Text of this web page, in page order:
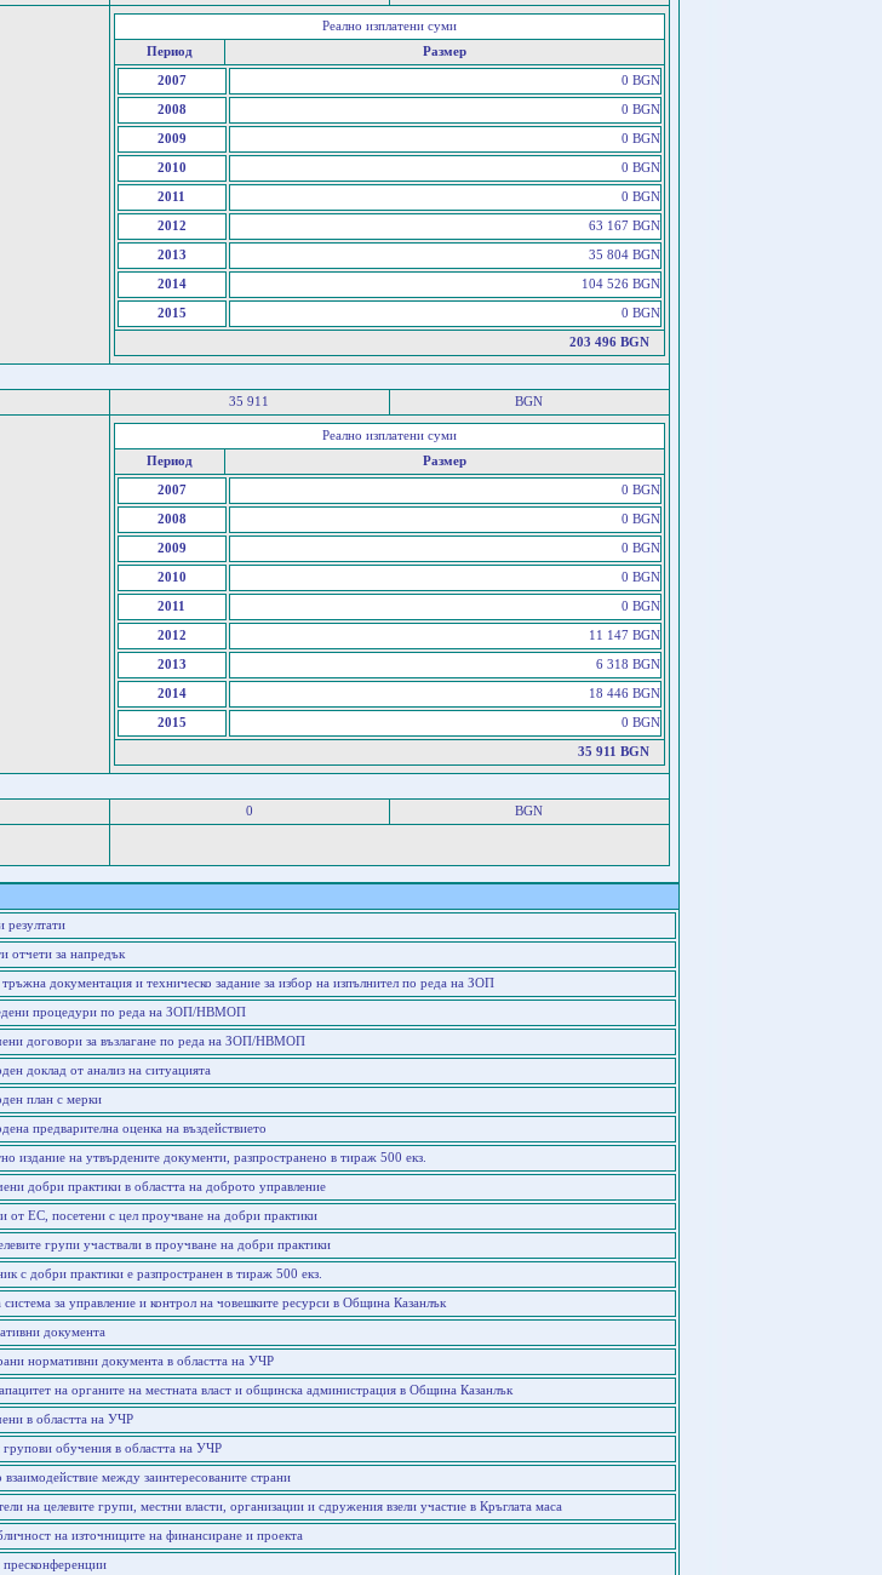
Реално изплатени суми
Период
Размер
2007 0 BGN
2008 0 BGN
2009 0 BGN
2010 0 BGN
2011 0 BGN
2012 63 167 BGN
2013 35 804 BGN
2014 104 526 BGN
2015 0 BGN
203 496 BGN
35 911 BGN
Реално изплатени суми
Период
Размер
2007 0 BGN
2008 0 BGN
2009 0 BGN
2010 0 BGN
2011 0 BGN
2012 11 147 BGN
2013 6 318 BGN
2014 18 446 BGN
2015 0 BGN
35 911 BGN
0 BGN
отчети за напредък
документация и техническо задание за избор на изпълнител по реда на ЗОП
процедури по реда на ЗОП/НВМОП
договори за възлагане по реда на ЗОП/НВМОП
доклад от анализ на ситуацията
план с мерки
предварителна оценка на въздействието
издание на утвърдените документи, разпространено в тираж 500 екз.
добри практики в областта на доброто управление
от ЕС, посетени с цел проучване на добри практики
групи участвали в проучване на добри практики
с добри практики е разпространен в тираж 500 екз.
за управление и контрол на човешките ресурси в Община Казанлък
документа
нормативни документа в областта на УЧР
на органите на местната власт и общинска администрация в Община Казанлък
в областта на УЧР
обучения в областта на УЧР
между заинтересованите страни
на целевите групи, местни власти, организации и сдружения взели участие в Кръглата маса
на източниците на финансиране и проекта